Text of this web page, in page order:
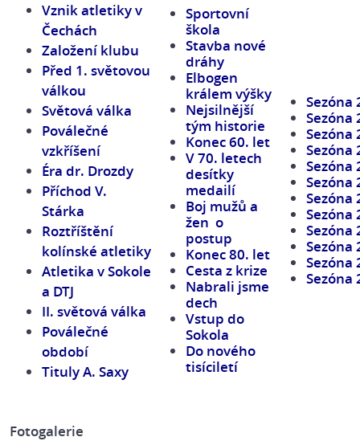
Vznik atletiky v
Čechách
Založení klubu
Před 1. světovou
válkou
Světová válka
Poválečné
vzkříšení
Éra dr. Drozdy
Příchod V.
Stárka
Roztříštění
kolínské atletiky
Atletika v Sokole
a DTJ
II. světová válka
Poválečné
období
Tituly A. Saxy
Sportovní
škola
Stavba nové
dráhy
Elbogen
králem výšky
Nejsilnější
tým historie
Konec 60. let
V 70. letech
desítky
medailí
Boj mužů a
žen o
postup
Konec 80. let
Cesta z krize
Nabrali jsme
dech
Vstup do
Sokola
Do nového
tisíciletí
Sezóna
Sezóna
Sezóna
Sezóna
Sezóna
Sezóna
Sezóna
Sezóna
Sezóna
Sezóna
Sezóna
Sezóna
Fotogalerie